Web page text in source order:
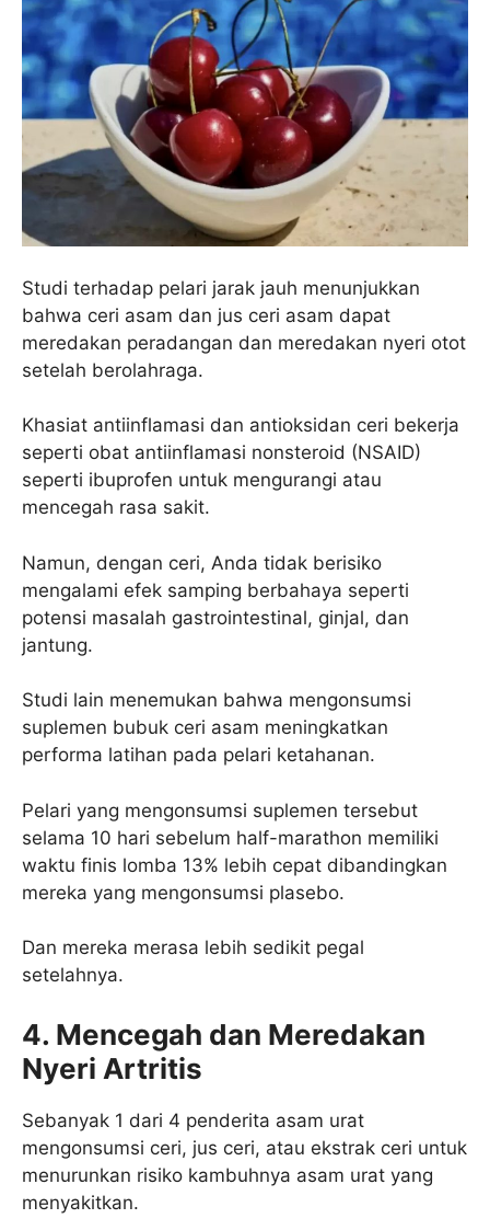
Studi terhadap pelari jarak jauh menunjukkan
bahwa ceri asam dan jus ceri asam dapat
meredakan peradangan dan meredakan nyeri otot
setelah berolahraga.
Khasiat antiinflamasi dan antioksidan ceri bekerja
seperti obat antiinflamasi nonsteroid (NSAID)
seperti ibuprofen untuk mengurangi atau
mencegah rasa sakit.
Namun, dengan ceri, Anda tidak berisiko
mengalami efek samping berbahaya seperti
potensi masalah gastrointestinal, ginjal, dan
jantung.
Studi lain menemukan bahwa mengonsumsi
suplemen bubuk ceri asam meningkatkan
performa latihan pada pelari ketahanan.
Pelari yang mengonsumsi suplemen tersebut
selama 10 hari sebelum half-marathon memiliki
waktu finis lomba 13% lebih cepat dibandingkan
mereka yang mengonsumsi plasebo.
Dan mereka merasa lebih sedikit pegal
setelahnya.
4. Mencegah dan Meredakan
Nyeri Artritis
Sebanyak 1 dari 4 penderita asam urat
mengonsumsi ceri, jus ceri, atau ekstrak ceri untuk
menurunkan risiko kambuhnya asam urat yang
menyakitkan.